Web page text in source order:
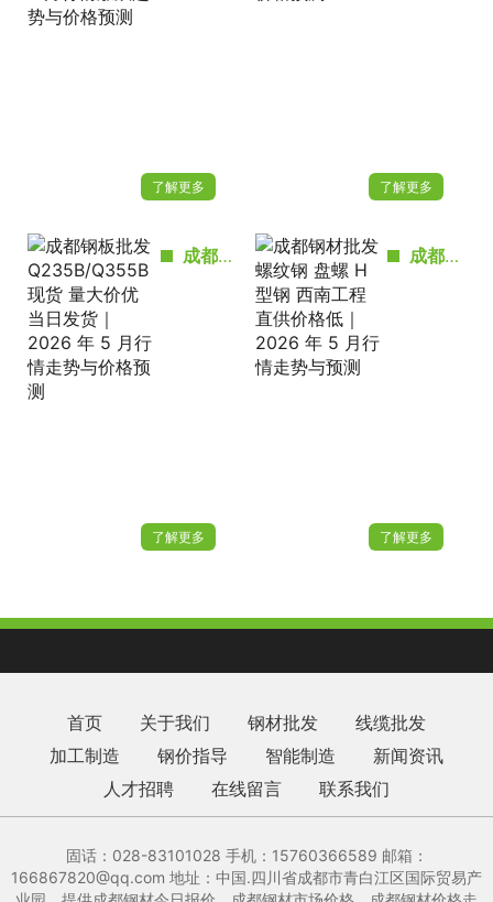
了解更多 了解更多
成都钢板批发 Q235B/Q355B 现货 量大价优当日发货｜2026 年 5 月行情走势与价格预测
了解更多
成都钢材批发 螺纹钢 盘螺 H型钢 西南工程直供价格低｜2026 年 5 月行情走势与预测
了解更多
首页 关于我们 钢材批发
线缆批发
加工制造
钢价指导 智能制造
新闻资讯
人才招聘
在线留言 联系我们
固话：028-83101028 手机：15760366589 邮箱：
166867820@qq.com‬ 地址：中国.四川省成都市青白江区国际贸易产